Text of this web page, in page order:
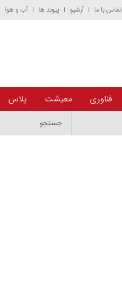
تماس با ما آرشیو پیوند ها آب و هوا
فناوری معیشت پلاس